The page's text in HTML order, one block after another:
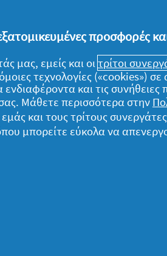
θα
πραγματοποιήσει
ανακατεύθυνση
στη
σελίδα
εισόδου
Σχετικά με την P&G
με εμάς
ενεργειών
μαζί μας
Tα
προσφορές
μας, εμείς και οι τρίτοι
τεχνολογίες («cookies»)
και τις
Μάθετε περισσότερα στην
και τους τρίτους
μπορείτε εύκολα να